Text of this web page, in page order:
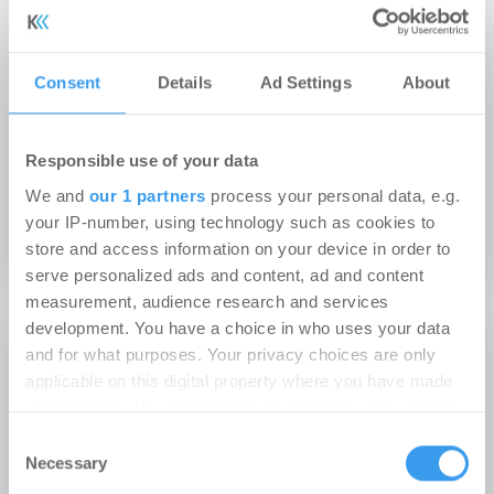
Consent Details Ad Settings About
Responsible use of your data
We and our 1 partners process your personal data, e.g.
your IP-number, using technology such as cookies to
store and access information on your device in order to
serve personalized ads and content, ad and content
measurement, audience research and services
development. You have a choice in who uses your data
and for what purposes. Your privacy choices are only
applicable on this digital property where you have made
the Privacy trigger icon.
Selection
Necessary
05.12.2023
Neue Kita für Schönefeld: Quantum vermietet
rund 1.800 m² an die Gemeinde
Healthcare / Pflege | Deals Miete